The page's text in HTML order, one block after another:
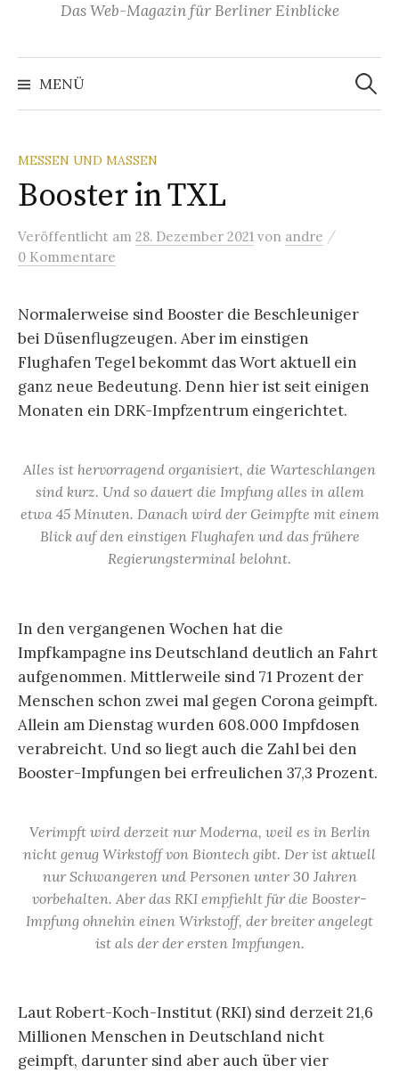
Das Web-Magazin für Berliner Einblicke
MENÜ
Suchen
nach:
MESSEN UND MASSEN
Booster in TXL
Veröffentlicht am 28. Dezember 2021 von andre /
0 Kommentare
Normalerweise sind Booster die Beschleuniger
bei Düsenflugzeugen. Aber im einstigen
Flughafen Tegel bekommt das Wort aktuell ein
ganz neue Bedeutung. Denn hier ist seit einigen
Monaten ein DRK-Impfzentrum eingerichtet.
Alles ist hervorragend organisiert, die Warteschlangen
sind kurz. Und so dauert die Impfung alles in allem
etwa 45 Minuten. Danach wird der Geimpfte mit einem
Blick auf den einstigen Flughafen und das frühere
Regierungsterminal belohnt.
In den vergangenen Wochen hat die
Impfkampagne ins Deutschland deutlich an Fahrt
aufgenommen. Mittlerweile sind 71 Prozent der
Menschen schon zwei mal gegen Corona geimpft.
Allein am Dienstag wurden 608.000 Impfdosen
verabreicht. Und so liegt auch die Zahl bei den
Booster-Impfungen bei erfreulichen 37,3 Prozent.
Verimpft wird derzeit nur Moderna, weil es in Berlin
nicht genug Wirkstoff von Biontech gibt. Der ist aktuell
nur Schwangeren und Personen unter 30 Jahren
vorbehalten. Aber das RKI empfiehlt für die Booster-
Impfung ohnehin einen Wirkstoff, der breiter angelegt
ist als der der ersten Impfungen.
Laut Robert-Koch-Institut (RKI) sind derzeit 21,6
Millionen Menschen in Deutschland nicht
geimpft, darunter sind aber auch über vier